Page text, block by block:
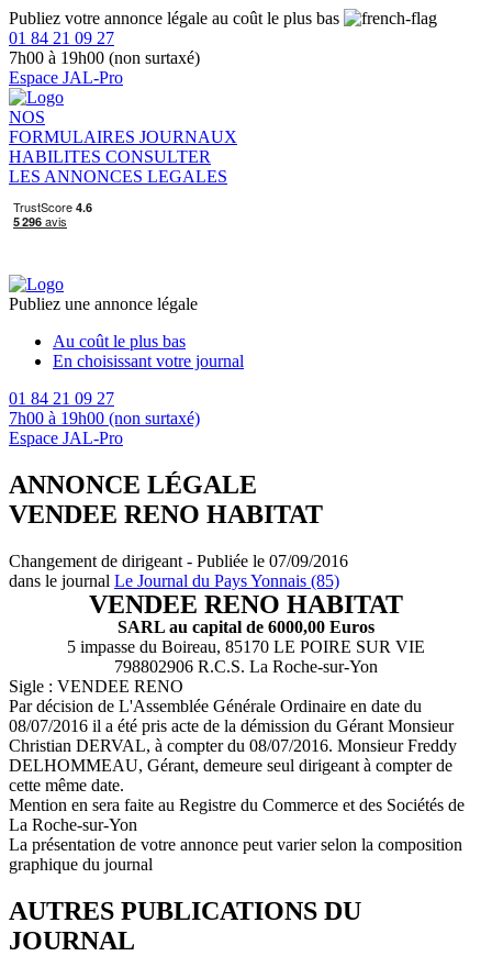
Publiez votre annonce légale au coût le plus bas
01 84 21 09 27
7h00 à 19h00 (non surtaxé)
Espace JAL-Pro
NOS
FORMULAIRES JOURNAUX
HABILITES CONSULTER
LES ANNONCES LEGALES
Publiez une annonce légale
Au coût le plus bas
En choisissant votre journal
01 84 21 09 27
7h00 à 19h00 (non surtaxé)
Espace JAL-Pro
ANNONCE LÉGALE
VENDEE RENO HABITAT
Changement de dirigeant - Publiée le 07/09/2016
dans le journal Le Journal du Pays Yonnais (85)
VENDEE RENO HABITAT
SARL au capital de 6000,00 Euros
5 impasse du Boireau, 85170 LE POIRE SUR VIE
798802906 R.C.S. La Roche-sur-Yon
Sigle : VENDEE RENO
Par décision de L'Assemblée Générale Ordinaire en date du
08/07/2016 il a été pris acte de la démission du Gérant Monsieur
Christian DERVAL, à compter du 08/07/2016. Monsieur Freddy
DELHOMMEAU, Gérant, demeure seul dirigeant à compter de
cette même date.
Mention en sera faite au Registre du Commerce et des Sociétés de
La Roche-sur-Yon
La présentation de votre annonce peut varier selon la composition
graphique du journal
AUTRES PUBLICATIONS DU
JOURNAL